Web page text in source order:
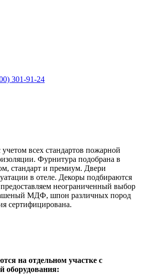
301‑91‑24
всех стандартов пожарной
Фурнитура подобрана в
стандарт и премиум. Двери
в отеле. Декоры подбираются
неограниченный выбор
МДФ, шпон различных пород
сертифицирована.
на отдельном участке с
оборудования: